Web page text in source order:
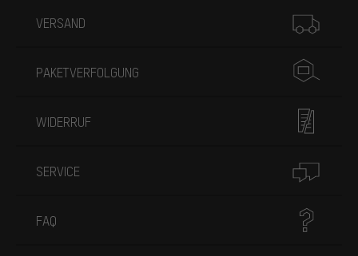
VERSAND
PAKETVERFOLGUNG
WIDERRUF
SERVICE
FAQ